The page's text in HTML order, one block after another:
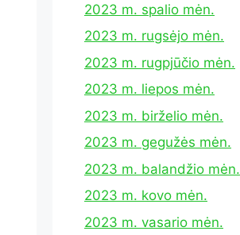
2023 m. spalio mėn.
2023 m. rugsėjo mėn.
2023 m. rugpjūčio mėn.
2023 m. liepos mėn.
2023 m. birželio mėn.
2023 m. gegužės mėn.
2023 m. balandžio mėn.
2023 m. kovo mėn.
2023 m. vasario mėn.